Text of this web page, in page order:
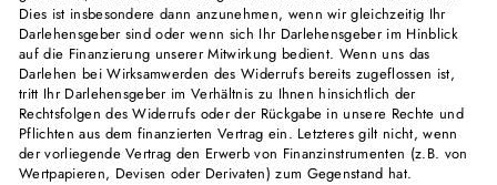
Dies ist insbesondere dann anzunehmen, wenn wir gleichzeitig Ihr
Darlehensgeber sind oder wenn sich Ihr Darlehensgeber im Hinblick
auf die Finanzierung unserer Mitwirkung bedient. Wenn uns das
Darlehen bei Wirksamwerden des Widerrufs bereits zugeflossen ist,
tritt Ihr Darlehensgeber im Verhältnis zu Ihnen hinsichtlich der
Rechtsfolgen des Widerrufs oder der Rückgabe in unsere Rechte und
Pflichten aus dem finanzierten Vertrag ein. Letzteres gilt nicht, wenn
der vorliegende Vertrag den Erwerb von Finanzinstrumenten (z.B. von
Wertpapieren, Devisen oder Derivaten) zum Gegenstand hat.